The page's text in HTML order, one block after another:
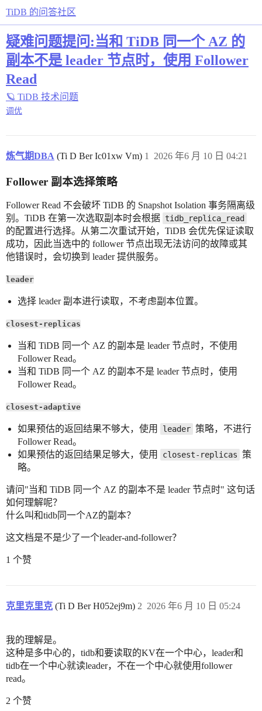
TiDB 的问答社区
疑难问题提问:当和 TiDB 同一个 AZ 的
副本不是 leader 节点时，使用 Follower
Read
🪐 TiDB 技术问题
调优
炼气期DBA (Ti D Ber Ic01xw Vm) 2026 年6 月 10 日 04:21
1
Follower 副本选择策略
Follower Read 不会破坏 TiDB 的 Snapshot Isolation 事务隔离级
别。TiDB 在第一次选取副本时会根据 tidb_replica_read
的配置进行选择。从第二次重试开始，TiDB 会优先保证读取
成功，因此当选中的 follower 节点出现无法访问的故障或其
他错误时，会切换到 leader 提供服务。
leader
选择 leader 副本进行读取，不考虑副本位置。
closest-replicas
当和 TiDB 同一个 AZ 的副本是 leader 节点时，不使用
Follower Read。
当和 TiDB 同一个 AZ 的副本不是 leader 节点时，使用
Follower Read。
closest-adaptive
如果预估的返回结果不够大，使用 leader 策略，不进行
Follower Read。
如果预估的返回结果足够大，使用
closest-replicas 策
略。
请问"当和 TiDB 同一个 AZ 的副本不是 leader 节点时" 这句话
如何理解呢？
什么叫和tidb同一个AZ的副本？
这文档是不是少了一个leader-and-follower？
1 个赞
克里克里克 (Ti D Ber H052ej9m) 2026 年6 月 10 日 05:24
2
我的理解是。
这种是多中心的，tidb和要读取的KV在一个中心，leader和
tidb在一个中心就读leader，不在一个中心就使用follower
read。
2 个赞